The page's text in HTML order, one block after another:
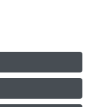
in L-BOXX